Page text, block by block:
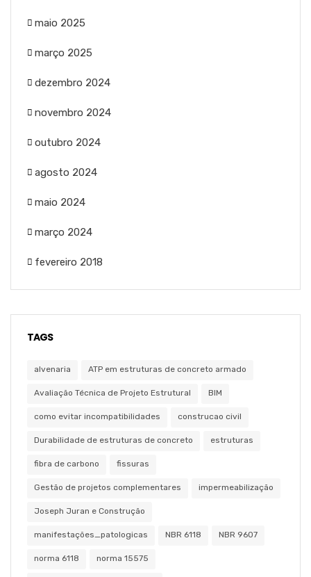
maio 2025
março 2025
dezembro 2024
novembro 2024
outubro 2024
agosto 2024
maio 2024
março 2024
fevereiro 2018
TAGS
alvenaria ATP em estruturas de concreto armado
Avaliação Técnica de Projeto Estrutural BIM
como evitar incompatibilidades construcao civil
Durabilidade de estruturas de concreto estruturas
fibra de carbono fissuras
Gestão de projetos complementares impermeabilização
Joseph Juran e Construção
manifestações_patologicas NBR 6118 NBR 9607
norma 6118 norma 15575